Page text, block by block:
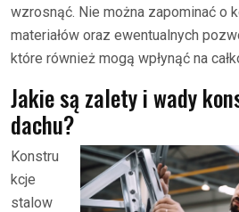
wzrosnąć. Nie można zapominać o
materiałów oraz ewentualnych
które również mogą wpłynąć na
Jakie są zalety i wady
dachu?
Konstru
kcje
stalow